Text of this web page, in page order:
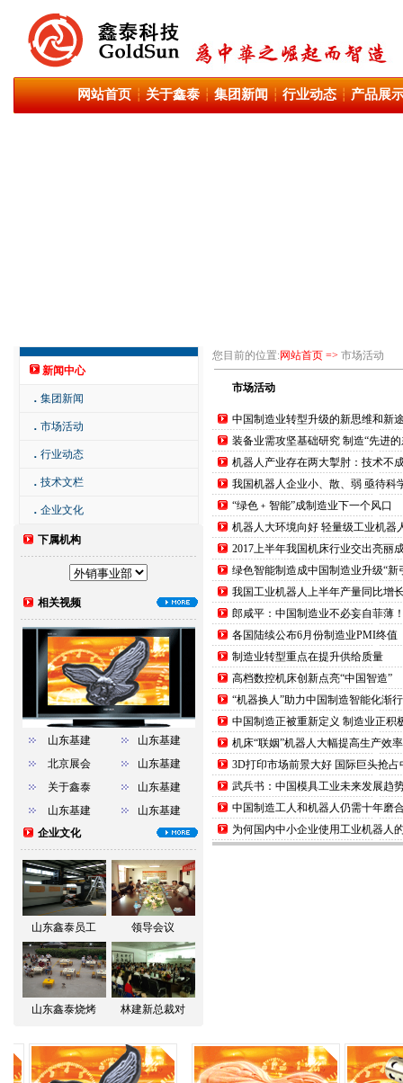
网站首页┆关于鑫泰┆集团新闻┆行业动态┆产品展
新闻中心
． 集团新闻
． 市场活动
． 行业动态
． 技术文栏
． 企业文化
下属机构
相关视频
山东基建
北京展会
关于鑫泰
山东基建
山东基建
山东基建
山东基建
山东基建
企业文化
山东鑫泰员工 领导会议
山东鑫泰烧烤 林建新总裁对
您目前的位置:网站首页 => 市场活动
市场活动
中国制造业转型升级的新思维和新
装备业需攻坚基础研究 制造“先进
机器人产业存在两大掣肘：技术不
我国机器人企业小、散、弱 亟待科
“绿色﹢智能”成制造业下一个风口
机器人大环境向好 轻量级工业机器
2017上半年我国机床行业交出亮丽
绿色智能制造成中国制造业升级“新
我国工业机器人上半年产量同比增
郎咸平：中国制造业不必妄自菲薄
各国陆续公布6月份制造业PMI终值
制造业转型重点在提升供给质量
高档数控机床创新点亮“中国智造”
“机器换人”助力中国制造智能化渐
中国制造正被重新定义 制造业正积
机床“联姻”机器人大幅提高生产效率
3D打印市场前景大好 国际巨头抢占
武兵书：中国模具工业未来发展趋
中国制造工人和机器人仍需十年磨
为何国内中小企业使用工业机器人